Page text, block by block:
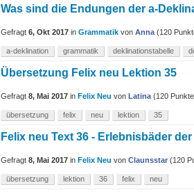
Was sind die Endungen der a-
Gefragt 6, Okt 2017 in Grammatik von Anna (120
a-deklination grammatik deklinationstabelle
Übersetzung Felix neu Lektion 35
Gefragt 8, Mai 2017 in Felix Neu von Latina (120
übersetzung felix neu lektion 35
Felix neu Text 36 - Erlebnisbäder
Gefragt 8, Mai 2017 in Felix Neu von Claunsstar (120
übersetzung lektion 36 felix neu